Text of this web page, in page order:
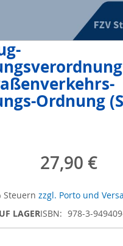
Ordnung
27,90 €
Steuern zzgl. Porto und
LAGERISBN 978-3-